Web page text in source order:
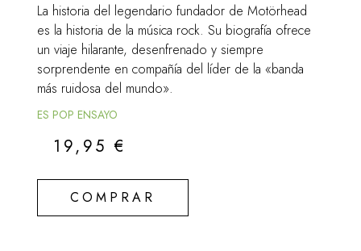
La historia del legendario fundador de Motörhead
es la historia de la música rock. Su biografía ofrece
un viaje hilarante, desenfrenado y siempre
sorprendente en compañía del líder de la «banda
más ruidosa del mundo».
ES POP ENSAYO
19,95€
COMPRAR